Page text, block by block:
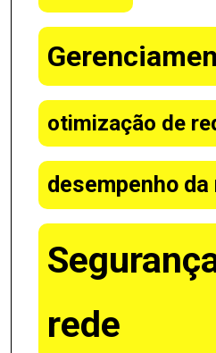
otimização de
desempenho da
rede